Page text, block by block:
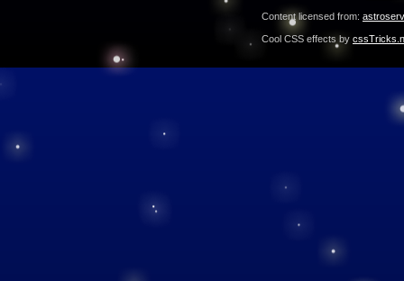
Content licensed from:
Cool CSS effects by